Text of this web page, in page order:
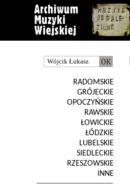
RADOMSKIE
GRÓJECKIE
OPOCZYŃSKIE
RAWSKIE
ŁOWICKIE
ŁÓDZKIE
LUBELSKIE
SIEDLECKIE
RZESZOWSKIE
INNE